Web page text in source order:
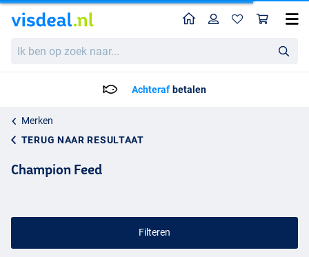
ben
HomeProfiel
Achteraf betalen
Merken
TERUG NAAR RESULTAAT
Champion Feed
Filteren